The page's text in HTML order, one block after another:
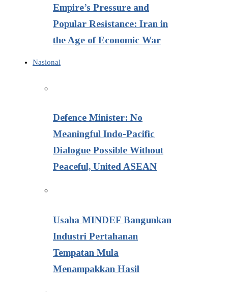
Empire’s Pressure and
Popular Resistance: Iran in
the Age of Economic War
Nasional
Defence Minister: No
Meaningful Indo-Pacific
Dialogue Possible Without
Peaceful, United ASEAN
Usaha MINDEF Bangunkan
Industri Pertahanan
Tempatan Mula
Menampakkan Hasil